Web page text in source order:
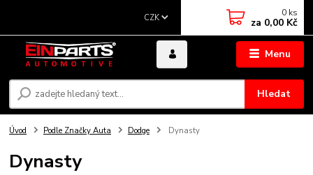
Menu
CZK
Hledat
0 ks
za 0,00 Kč
Úvod Podle Značky Auta Dodge Dynasty
Dynasty